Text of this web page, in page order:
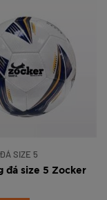
SIZE 5
đá size 5 Zocker